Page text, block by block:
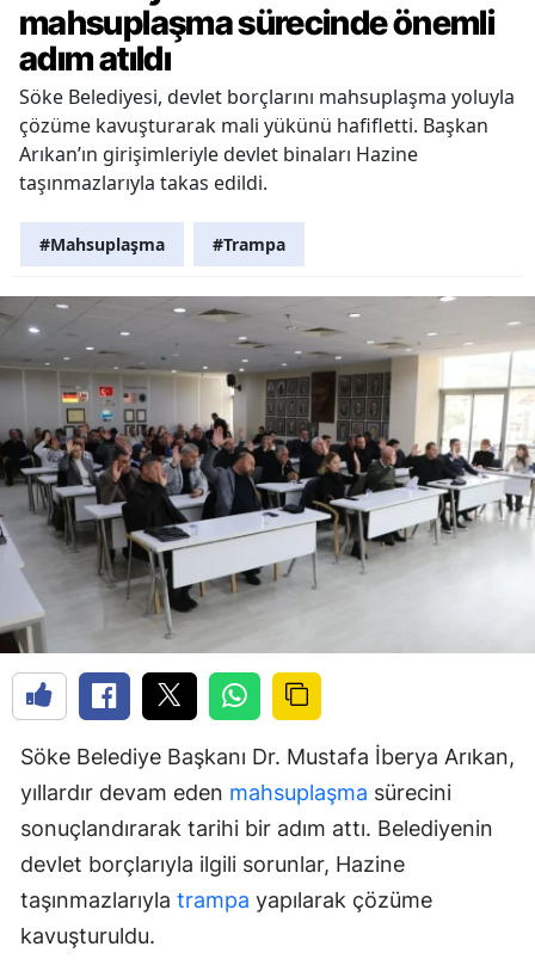
mahsuplaşma sürecinde önemli
adım atıldı
Söke Belediyesi, devlet borçlarını mahsuplaşma yoluyla
çözüme kavuşturarak mali yükünü hafifletti. Başkan
Arıkan’ın girişimleriyle devlet binaları Hazine
taşınmazlarıyla takas edildi.
#Mahsuplaşma #Trampa
Söke Belediye Başkanı Dr. Mustafa İberya Arıkan,
yıllardır devam eden mahsuplaşma sürecini
sonuçlandırarak tarihi bir adım attı. Belediyenin
devlet borçlarıyla ilgili sorunlar, Hazine
taşınmazlarıyla trampa yapılarak çözüme
kavuşturuldu.